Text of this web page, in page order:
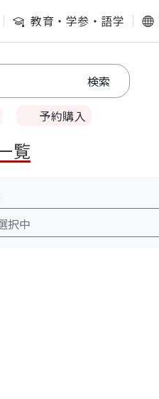
教育・学参・語学
予約購入
覧
択中